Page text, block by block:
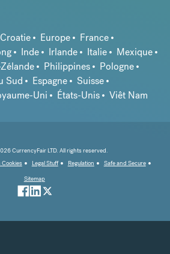
Croatie Europe
France
Inde Irlande Italie
Mexique
Philippines
Pologne
Sud Espagne
Suisse
Uni États-Unis Viêt Nam
CurrencyFair LTD. All rights reserved.
Cookies Legal Stuff Regulation
Safe and Secure
Sitemap